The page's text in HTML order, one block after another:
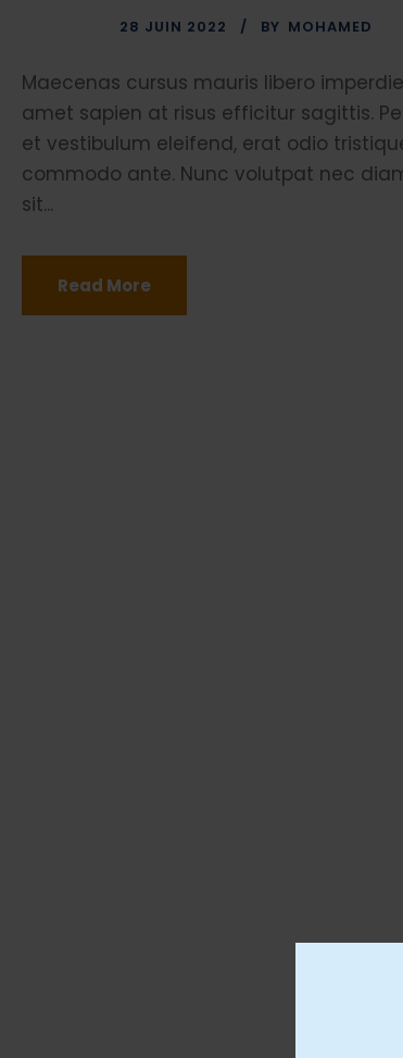
28 JUIN 2022 BY MOHAMED
Maecenas cursus mauris libero
amet sapien at risus efficitur sagittis.
et vestibulum eleifend, erat odio
commodo ante. Nunc volutpat nec
sit...
Read More